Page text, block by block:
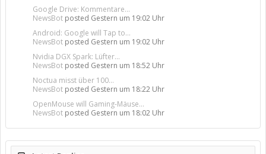
Google Drive: Kommentare...
NewsBot posted Gestern um 19:02 Uhr
Android: Google will Tap to...
NewsBot posted Gestern um 19:02 Uhr
Nvidia DGX Spark: Lüfter...
NewsBot posted Gestern um 18:52 Uhr
Noctua misst über 100...
NewsBot posted Gestern um 18:22 Uhr
OpenMouse will Gaming-Mäuse...
NewsBot posted Gestern um 18:02 Uhr